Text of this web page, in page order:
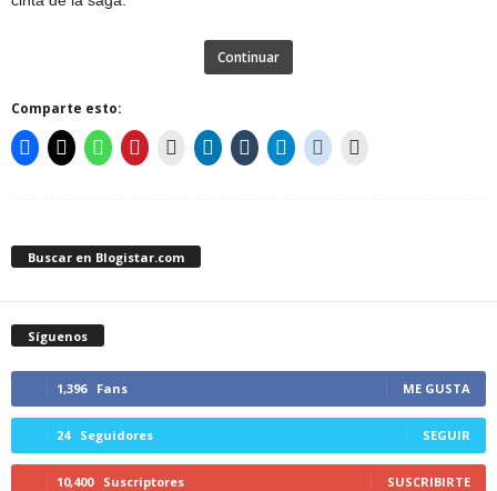
Continuar
Comparte esto:
Buscar en Blogistar.com
Síguenos
1,396 Fans ME GUSTA
24 Seguidores SEGUIR
10,400 Suscriptores SUSCRIBIRTE